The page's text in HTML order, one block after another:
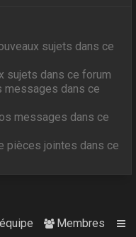
sujets dans ce
sujets dans ce forum
messages dans ce
messages dans ce
pièces jointes dans ce
Membres